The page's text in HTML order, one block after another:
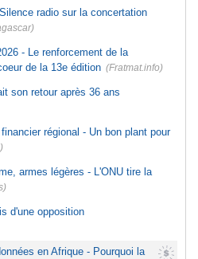
interconnecté « One Health »
Tunisie:
les startups à l'international
radio sur la concertation
- Le renforcement de la
de la 13e édition (Fratmat.info)
son retour après 36 ans
financier régional - Un bon plant pour
armes légères - L'ONU tire la
d'une opposition
en Afrique - Pourquoi la